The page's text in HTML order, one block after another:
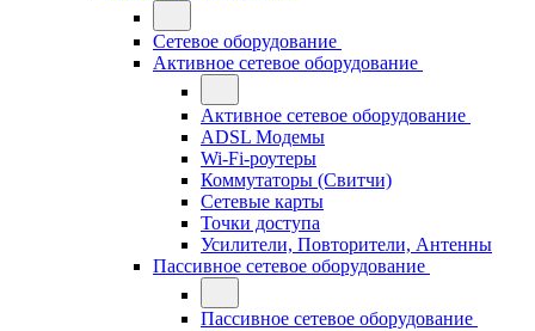
Сетевое оборудование
Активное сетевое оборудование
Активное сетевое оборудование
ADSL Модемы
Wi-Fi-роутеры
Коммутаторы (Свитчи)
Сетевые карты
Точки доступа
Усилители, Повторители, Антенны
Пассивное сетевое оборудование
Пассивное сетевое оборудование